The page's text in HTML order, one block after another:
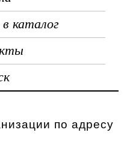
каталог
по адресу